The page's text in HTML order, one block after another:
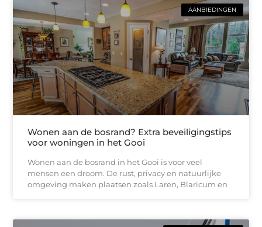
AANBIEDINGEN
Wonen aan de bosrand? Extra beveiligingstips
voor woningen in het Gooi
Wonen aan de bosrand in het Gooi is voor veel
mensen een droom. De rust, privacy en natuurlijke
omgeving maken plaatsen zoals Laren, Blaricum en